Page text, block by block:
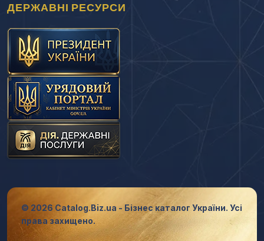
ДЕРЖАВНІ РЕСУРСИ
© 2026 Catalog.Biz.ua - Бізнес каталог України. Усі
права захищено.